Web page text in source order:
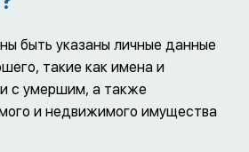
быть указаны личные данные
такие как имена и
с умершим, а также
и недвижимого имущества